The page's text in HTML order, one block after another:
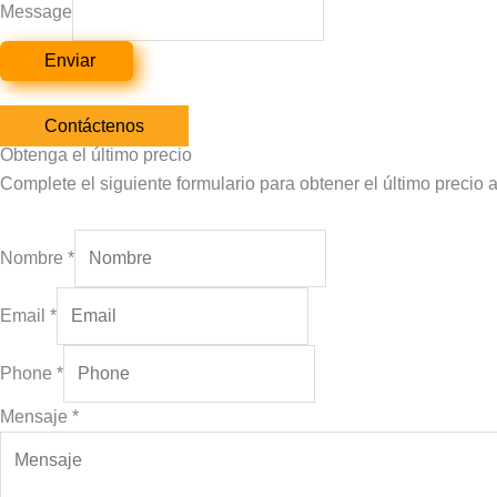
Message
Enviar
Contáctenos
Obtenga el último precio
Complete el siguiente formulario para obtener el último precio
Nombre *
Email *
Phone *
Mensaje *